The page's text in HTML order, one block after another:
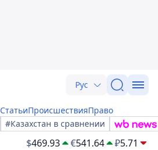
Рус
СтатьиПроисшествияПраво
#Казахстан в сравнении
$469.93 €541.64 ₽5.71